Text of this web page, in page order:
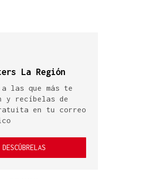
La Región
a las que más te
y recíbelas de
en tu correo
DESCÚBRELAS